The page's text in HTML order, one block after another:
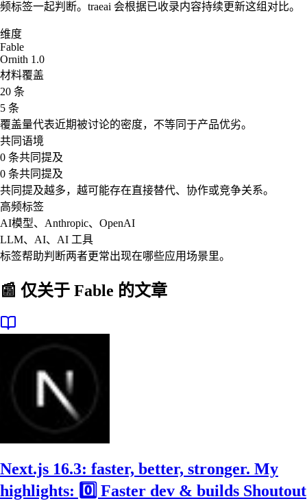
频标签一起判断。traeai 会根据已收录内容持续更新这组对比。
维度
Fable
Ornith 1.0
材料覆盖
20 条
5 条
覆盖量代表近期被讨论的密度，不等同于产品优劣。
共同语境
0 条共同提及
0 条共同提及
共同提及越多，越可能存在直接替代、协作或竞争关系。
高频标签
AI模型、Anthropic、OpenAI
LLM、AI、AI 工具
标签帮助判断两者更常出现在哪些应用场景里。
📰 仅关于 Fable 的文章
Next.js 16.3: faster, better, stronger. My
highlights: 0️⃣ Faster dev & builds Shoutout